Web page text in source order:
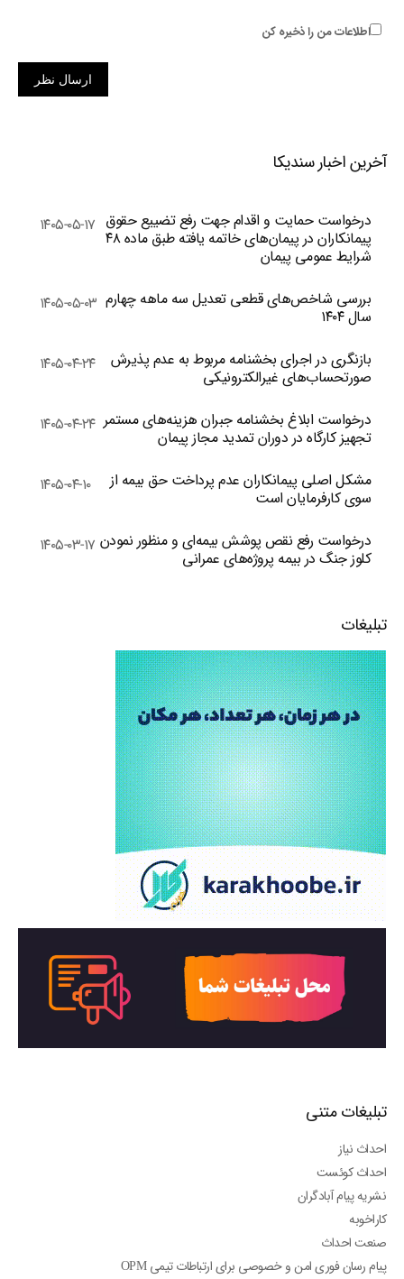
اطلاعات من را ذخیره کن
ارسال نظر
آخرین اخبار سندیکا
درخواست حمایت و اقدام جهت رفع تضییع حقوق
پیمانکاران در پیمان‌های خاتمه یافته طبق ماده ۴۸
شرایط عمومی پیمان
۱۴۰۵-۰۵-۱۷
بررسی شاخص‌های قطعی تعدیل سه ماهه چهارم
سال ۱۴۰۴
۱۴۰۵-۰۵-۰۳
بازنگری در اجرای بخشنامه مربوط به عدم پذیرش
صورتحساب‌های غیرالکترونیکی
۱۴۰۵-۰۴-۲۴
درخواست ابلاغ بخشنامه جبران هزینه‌های مستمر
تجهیز کارگاه در دوران تمدید مجاز پیمان
۱۴۰۵-۰۴-۲۴
مشکل اصلی پیمانکاران عدم پرداخت حق بیمه از
سوی کارفرمایان است
۱۴۰۵-۰۴-۱۰
درخواست رفع نقص پوشش بیمه‌ای و منظور نمودن
کلوز جنگ در بیمه پروژه‌های عمرانی
۱۴۰۵-۰۳-۱۷
تبلیغات
تبلیغات متنی
احداث نیاز
احداث کوئست
نشریه پیام آبادگران
کاراخوبه
صنعت احداث
پیام رسان فوری امن و خصوصی برای ارتباطات تیمی OPM